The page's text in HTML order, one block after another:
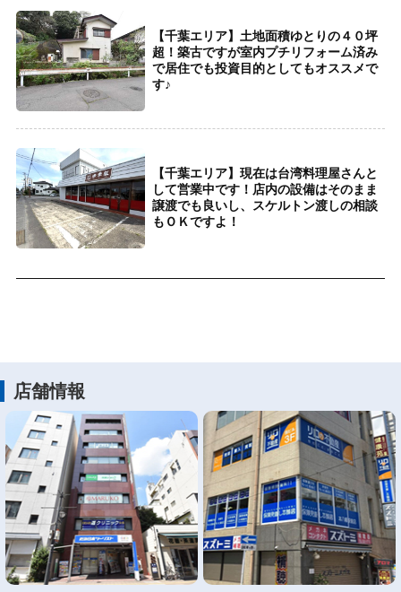
【千葉エリア】土地面積ゆとりの４０坪
超！築古ですが室内プチリフォーム済み
で居住でも投資目的としてもオススメで
す♪
【千葉エリア】現在は台湾料理屋さんと
して営業中です！店内の設備はそのまま
譲渡でも良いし、スケルトン渡しの相談
もＯＫですよ！
店舗情報